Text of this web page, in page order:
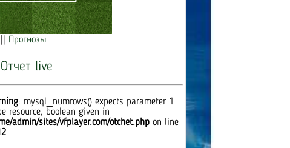
Прогнозы
Отчет live
: mysql_numrows() expects parameter 1
resource, boolean given in
admin/sites/vfplayer.com/otchet.php on line